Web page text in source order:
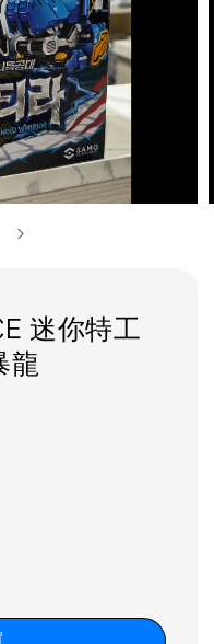
迷你特工
龍